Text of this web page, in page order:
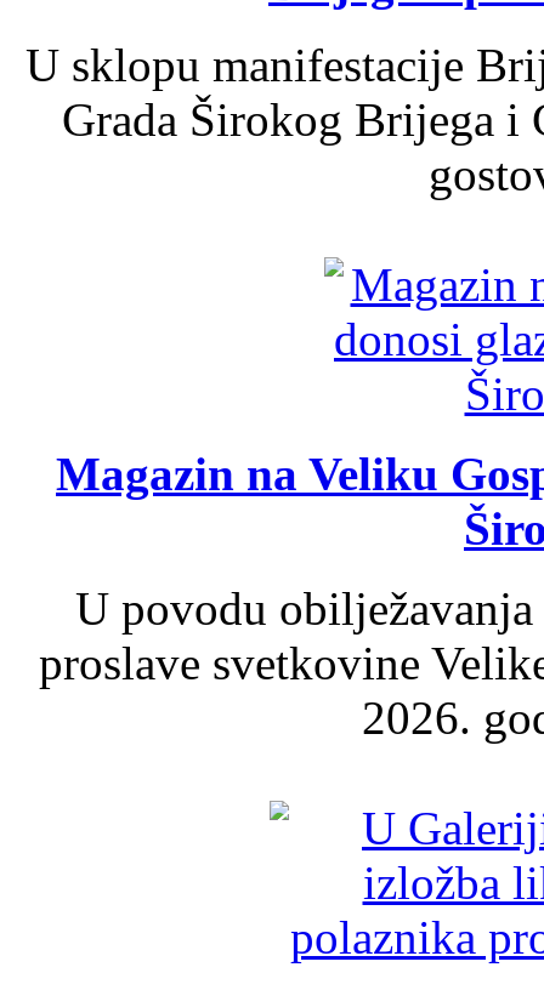
U sklopu manifestacije
Grada Širokog Brijega
Magazin na Veliku
U povodu
proslave svetkovine
2026.